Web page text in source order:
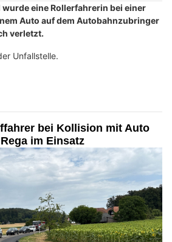
eine Rollerfahrerin bei einer
Auto auf dem Autobahnzubringer
verletzt.
Unfallstelle.
bei Kollision mit Auto
im Einsatz